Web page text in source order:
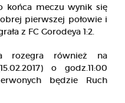
końca meczu wynik się
pierwszej połowie i
z FC Gorodeya 1:2.
rozegra również na
o godz.11:00
będzie Ruch